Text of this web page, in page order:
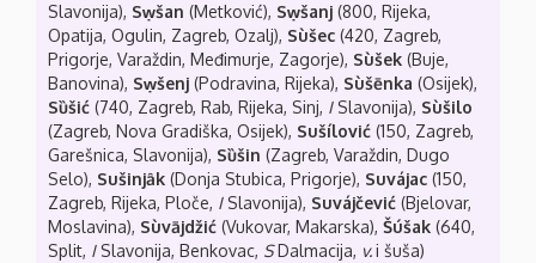
Slavonija), Sẉšan (Metković), Sẉšanj (800, Rijeka,
Opatija, Ogulin, Zagreb, Ozalj), Sùšec (420, Zagreb,
Prigorje, Varaždin, Međimurje, Zagorje), Sùšek (Buje,
Banovina), Sẉšenj (Podravina, Rijeka), Sùšēnka (Osijek),
Sȕšić (740, Zagreb, Rab, Rijeka, Sinj, ISlavonija), Sùšilo
(Zagreb, Nova Gradiška, Osijek), Sušílović (150, Zagreb,
Garešnica, Slavonija), Sȕšin (Zagreb, Varaždin, Dugo
Selo), Sušinjȃk (Donja Stubica, Prigorje), Suvájac (150,
Zagreb, Rijeka, Ploče, ISlavonija), Suvájčević (Bjelovar,
Moslavina), Sùvājdžić (Vukovar, Makarska), Šúšak (640,
Split, ISlavonija, Benkovac, SDalmacija, v.i šuša)